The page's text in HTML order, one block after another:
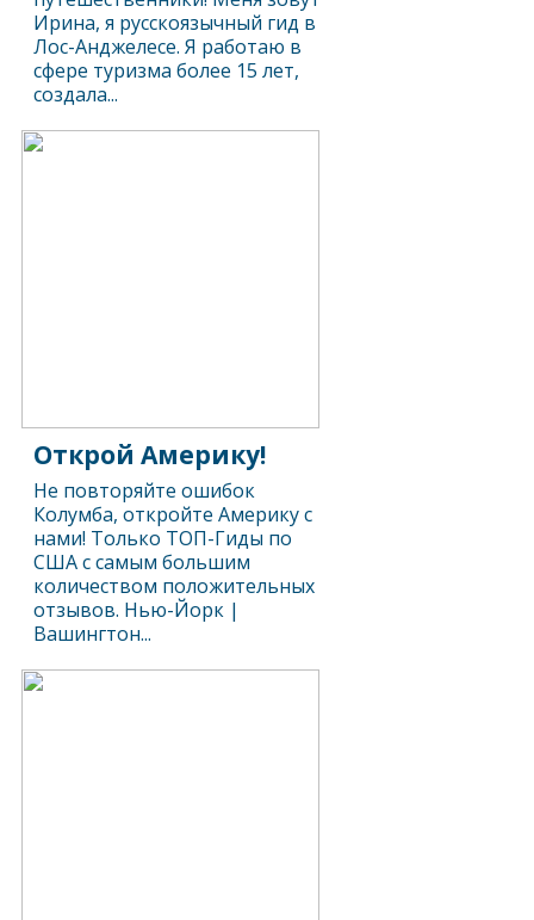
Ирина, я русскоязычный гид в
Лос-Анджелесе. Я работаю в
сфере туризма более 15 лет,
создала...
Открой Америку!
Не повторяйте ошибок
Колумба, откройте Америку с
нами! Только ТОП-Гиды по
США с самым большим
количеством положительных
отзывов. Нью-Йорк |
Вашингтон...